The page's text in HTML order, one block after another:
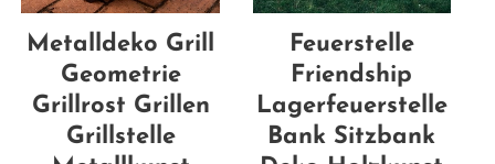
Metalldeko Grill
Geometrie
Grillrost Grillen
Grillstelle
Feuerstelle
Friendship
Lagerfeuerstelle
Bank Sitzbank